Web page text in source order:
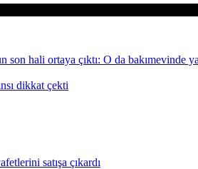
hali ortaya çıktı: O da bakımevinde
dikkat çekti
satışa çıkardı